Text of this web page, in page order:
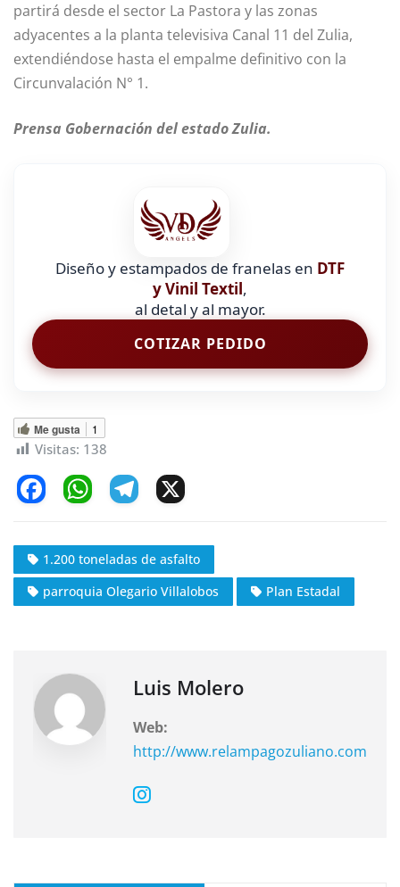
partirá desde el sector La Pastora y las zonas
adyacentes a la planta televisiva Canal 11 del Zulia,
extendiéndose hasta el empalme definitivo con la
Circunvalación N° 1.
Prensa Gobernación del estado Zulia.
Diseño y estampados de franelas en DTF
y Vinil Textil,
al detal y al mayor.
COTIZAR PEDIDO
Me gusta 1
Visitas: 138
c
e
b
k
W
at
s
A
e
gr
a
1.200 toneladas de asfalto
parroquia Olegario Villalobos
Plan Estadal
Luis Molero
Web:
http://www.relampagozuliano.com